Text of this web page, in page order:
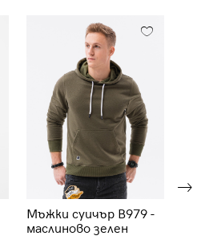
Мъжки суичър B979 -
маслиново зелен